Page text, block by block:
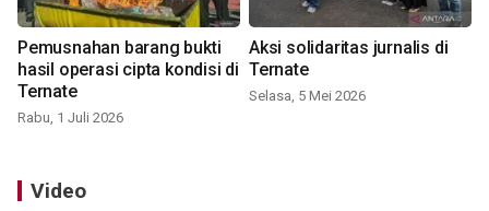
Pemusnahan barang bukti
hasil operasi cipta kondisi di
Ternate
Rabu, 1 Juli 2026
Aksi solidaritas jurnalis di
Ternate
Selasa, 5 Mei 2026
Video